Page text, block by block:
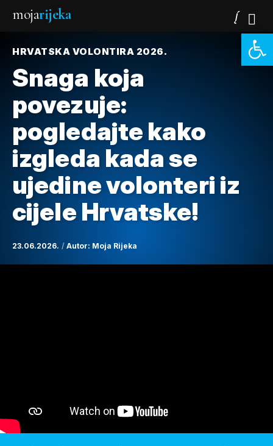
mojarijeka
HRVATSKA VOLONTIRA 2026.
Snaga koja
povezuje:
pogledajte kako
izgleda kada se
ujedine volonteri iz
cijele Hrvatske!
23.06.2026. Autor: Moja Rijeka